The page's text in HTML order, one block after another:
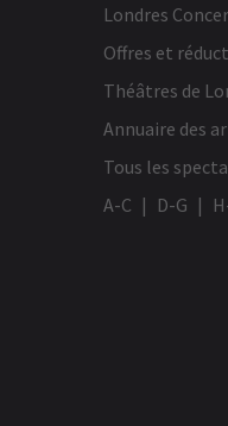
Londres
Offres et
Théâtres de
Annuaire des
Tous les
A-C
D-G